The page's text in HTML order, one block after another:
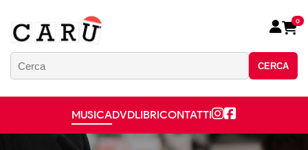
CERCA
0
MUSICADVDLIBRICONTATTI